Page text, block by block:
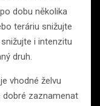
dobu několika
teráriu snižujte
i intenzitu
druh.
vhodné želvu
dobré zaznamenat